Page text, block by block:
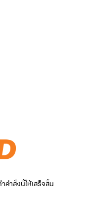
ำสั่งนี้ให้เสร็จสิ้น